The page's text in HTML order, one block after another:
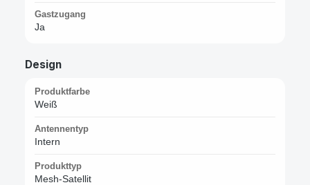
Gastzugang
Ja
Design
Produktfarbe
Weiß
Antennentyp
Intern
Produkttyp
Mesh-Satellit